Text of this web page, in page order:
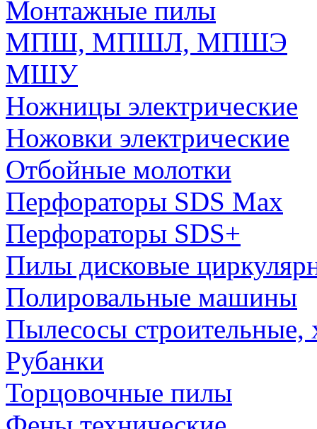
Монтажные пилы
МПШ, МПШЛ, МПШЭ
МШУ
Ножницы электрические
Ножовки электрические
Отбойные молотки
Перфораторы SDS Max
Перфораторы SDS+
Пилы дисковые
Полировальные машины
Пылесосы строительные,
Рубанки
Торцовочные пилы